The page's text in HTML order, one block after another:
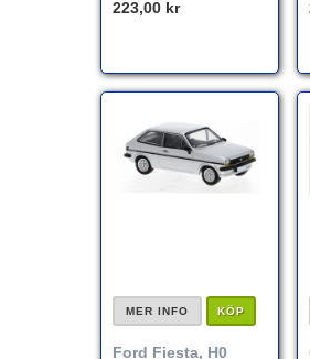
223,00 kr
MER INFO KÖP
Ford Fiesta, H0